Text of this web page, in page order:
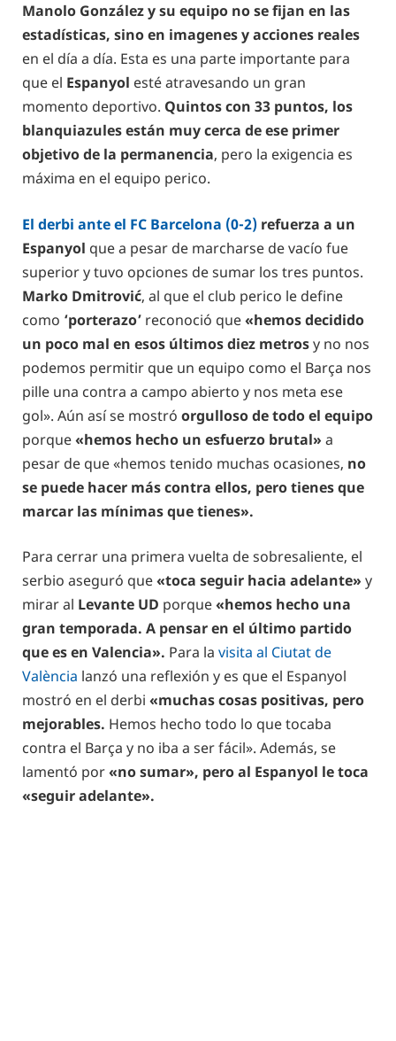
Manolo González y su equipo no se fijan en las
estadísticas, sino en imagenes y acciones reales
en el día a día. Esta es una parte importante para
que el Espanyol esté atravesando un gran
momento deportivo. Quintos con 33 puntos, los
blanquiazules están muy cerca de ese primer
objetivo de la permanencia, pero la exigencia es
máxima en el equipo perico.
El derbi ante el FC Barcelona (0-2) refuerza a un
Espanyol que a pesar de marcharse de vacío fue
superior y tuvo opciones de sumar los tres puntos.
Marko Dmitrović, al que el club perico le define
como ‘porterazo’ reconoció que«hemos decidido
un poco mal en esos últimos diez metrosy no nos
podemos permitir que un equipo como el Barça nos
pille una contra a campo abierto y nos meta ese
gol». Aún así se mostró orgulloso de todo el equipo
porque«hemos hecho un esfuerzo brutal» a
pesar de que «hemos tenido muchas ocasiones, no
se puede hacer más contra ellos, pero tienes que
marcar las mínimas que tienes».
Para cerrar una primera vuelta de sobresaliente, el
serbio aseguró que«toca seguir hacia adelante» y
mirar al Levante UD porque«hemos hecho una
gran temporada. A pensar en el último partido
que es en Valencia». Para la visita al Ciutat de
València lanzó una reflexión y es que el Espanyol
mostró en el derbi «muchas cosas positivas, pero
mejorables. Hemos hecho todo lo que tocaba
contra el Barça y no iba a ser fácil». Además, se
lamentó por«no sumar», pero al Espanyol le toca
«seguir adelante».